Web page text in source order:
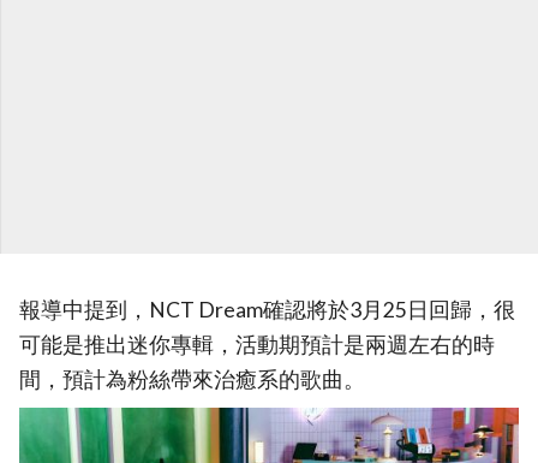
報導中提到，NCT Dream確認將於3月25日回歸，很
可能是推出迷你專輯，活動期預計是兩週左右的時
間，預計為粉絲帶來治癒系的歌曲。